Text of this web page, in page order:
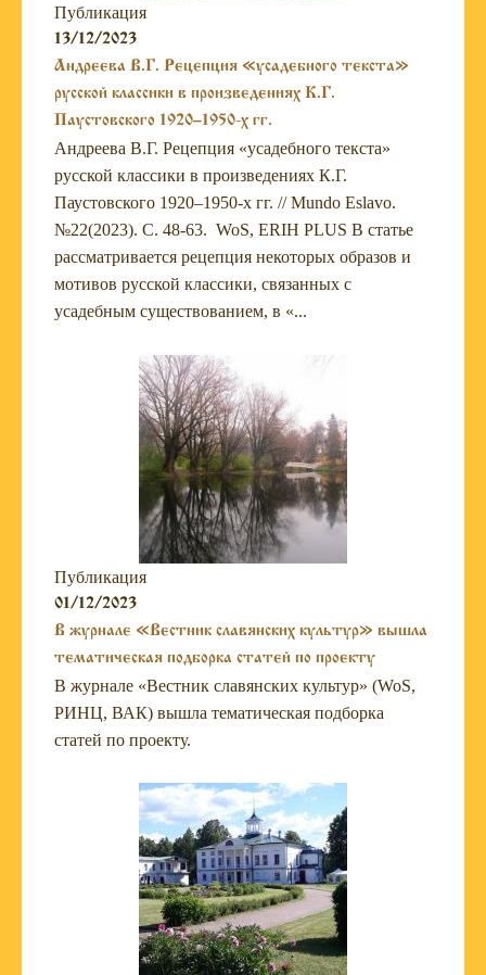
Публикация
13/12/2023
Андреева В.Г. Рецепция «усадебного текста»
русской классики в произведениях К.Г.
Паустовского 1920–1950-х гг.
Андреева В.Г. Рецепция «усадебного текста»
русской классики в произведениях К.Г.
Паустовского 1920–1950-х гг. // Mundo Eslavo.
№22(2023). С. 48-63. WoS, ERIH PLUS В статье
рассматривается рецепция некоторых образов и
мотивов русской классики, связанных с
усадебным существованием, в «...
Публикация
01/12/2023
В журнале «Вестник славянских культур» вышла
тематическая подборка статей по проекту
В журнале «Вестник славянских культур» (WoS,
РИНЦ, ВАК) вышла тематическая подборка
статей по проекту.